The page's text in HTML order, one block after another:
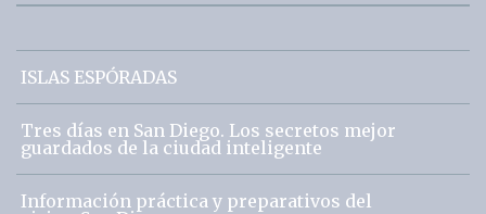
ISLAS ESPÓRADAS
Tres días en San Diego. Los secretos mejor
guardados de la ciudad inteligente
Información práctica y preparativos del